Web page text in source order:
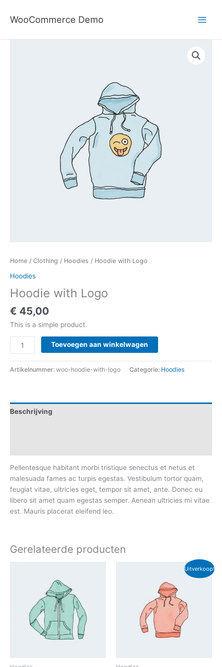
naar
inhoud
WooCommerce Demo
Home / Clothing / Hoodies / Hoodie with Logo
Hoodies
Hoodie with Logo
€ 45,00
This is a simple product.
Hoodie
with
Logo
aantal
Toevoegen aan winkelwagen
Artikelnummer: woo-hoodie-with-logo Categorie: Hoodies
Beschrijving
Pellentesque habitant morbi tristique senectus et netus et
malesuada fames ac turpis egestas. Vestibulum tortor quam,
feugiat vitae, ultricies eget, tempor sit amet, ante. Donec eu
libero sit amet quam egestas semper. Aenean ultricies mi vitae
est. Mauris placerat eleifend leo.
Gerelateerde producten
Uitverkoop!